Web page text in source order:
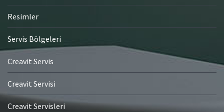
Resimler
Servis Bölgeleri
Creavit Servis
Creavit Servisi
Creavit Servisleri